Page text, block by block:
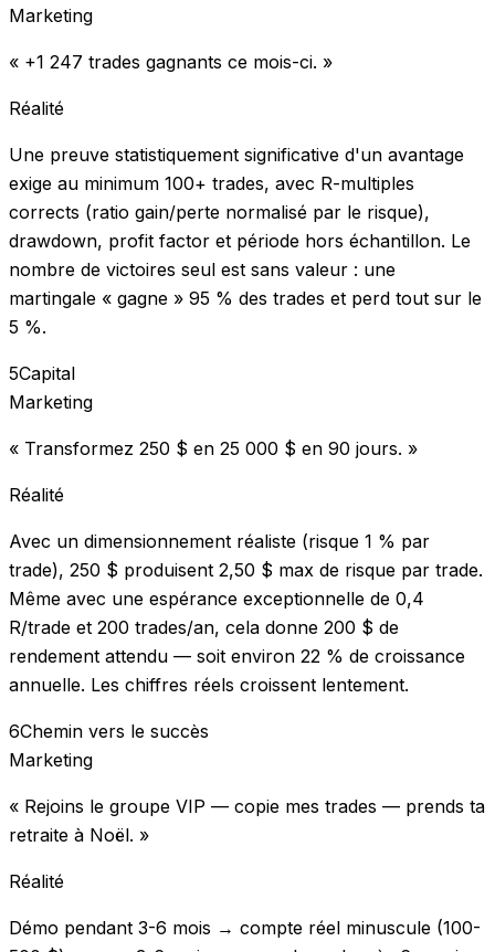
Marketing
« +1 247 trades gagnants ce mois-ci. »
Réalité
Une preuve statistiquement significative d'un avantage
exige au minimum 100+ trades, avec R-multiples
corrects (ratio gain/perte normalisé par le risque),
drawdown, profit factor et période hors échantillon. Le
nombre de victoires seul est sans valeur : une
martingale « gagne » 95 % des trades et perd tout sur le
5 %.
5Capital
Marketing
« Transformez 250 $ en 25 000 $ en 90 jours. »
Réalité
Avec un dimensionnement réaliste (risque 1 % par
trade), 250 $ produisent 2,50 $ max de risque par trade.
Même avec une espérance exceptionnelle de 0,4
R/trade et 200 trades/an, cela donne 200 $ de
rendement attendu — soit environ 22 % de croissance
annuelle. Les chiffres réels croissent lentement.
6Chemin vers le succès
Marketing
« Rejoins le groupe VIP — copie mes trades — prends ta
retraite à Noël. »
Réalité
Démo pendant 3-6 mois → compte réel minuscule (100-